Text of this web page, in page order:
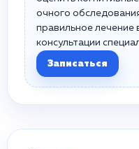
очного
правильное лечение
консультации
Записаться